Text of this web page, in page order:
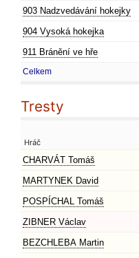
903 Nadzvedávání hokejky
904 Vysoká hokejka
911 Bránění ve hře
Celkem
Tresty
Hráč
CHARVÁT Tomáš
MARTYNEK David
POSPÍCHAL Tomáš
ZIBNER Václav
BEZCHLEBA Martin